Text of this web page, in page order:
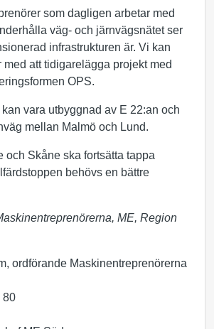
som dagligen arbetar med
väg- och järnvägsnätet ser
infrastrukturen är. Vi kan
med att tidigarelägga projekt med
OPS.
vara utbyggnad av E 22:an och
mellan Malmö och Lund.
och Skåne ska fortsätta tappa
behövs en bättre
ME, Region
ordförande Maskinentreprenörerna
80